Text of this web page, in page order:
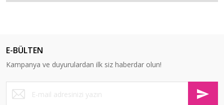
E-BÜLTEN
Kampanya ve duyurulardan ilk siz haberdar olun!